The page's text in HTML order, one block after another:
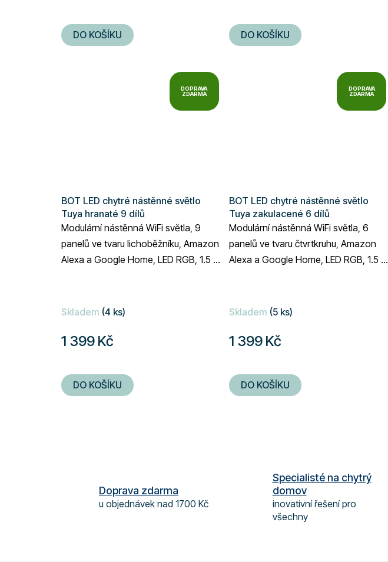
DO KOŠÍKU DO KOŠÍKU
DOPRAVA
ZDARMA
BOT LED chytré nástěnné světlo
Tuya hranaté 9 dílů
Modulární nástěnná WiFi světla, 9
panelů ve tvaru lichoběžníku, Amazon
Alexa a Google Home, LED RGB, 1.5 m
Skladem (4 ks)
1 399 Kč
DO KOŠÍKU
DOPRAVA
ZDARMA
BOT LED chytré nástěnné světlo
Tuya zakulacené 6 dílů
Modulární nástěnná WiFi světla, 6
panelů ve tvaru čtvrtkruhu, Amazon
Alexa a Google Home, LED RGB, 1.5 m
Skladem (5 ks)
1 399 Kč
DO KOŠÍKU
Doprava zdarma
u objednávek nad 1700 Kč
Specialisté na chytrý
domov
inovativní řešení pro
všechny